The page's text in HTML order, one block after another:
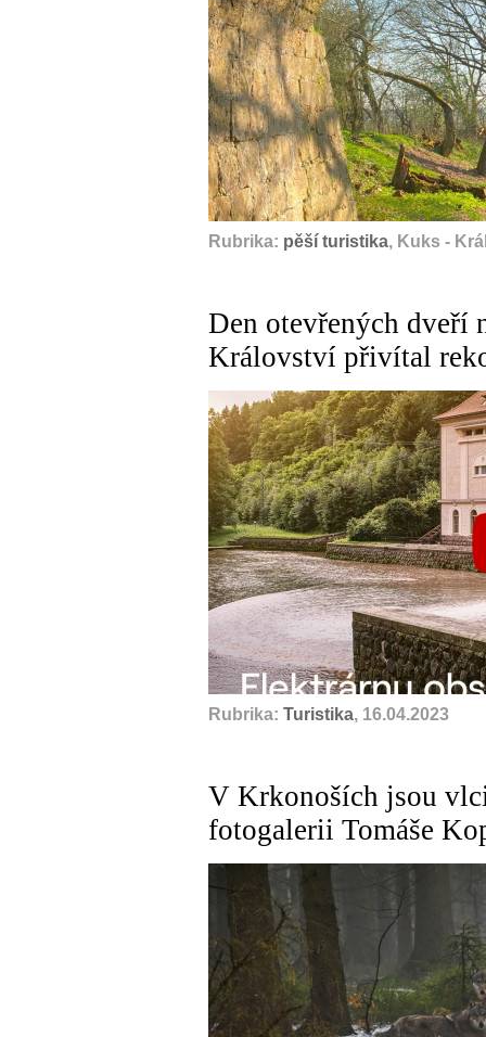
Rubrika: pěší turistika, Kuks -
Den otevřených dveří
Království přivítal
Rubrika: Turistika, 16.04.2023
V Krkonoších jsou
fotogalerii Tomáše